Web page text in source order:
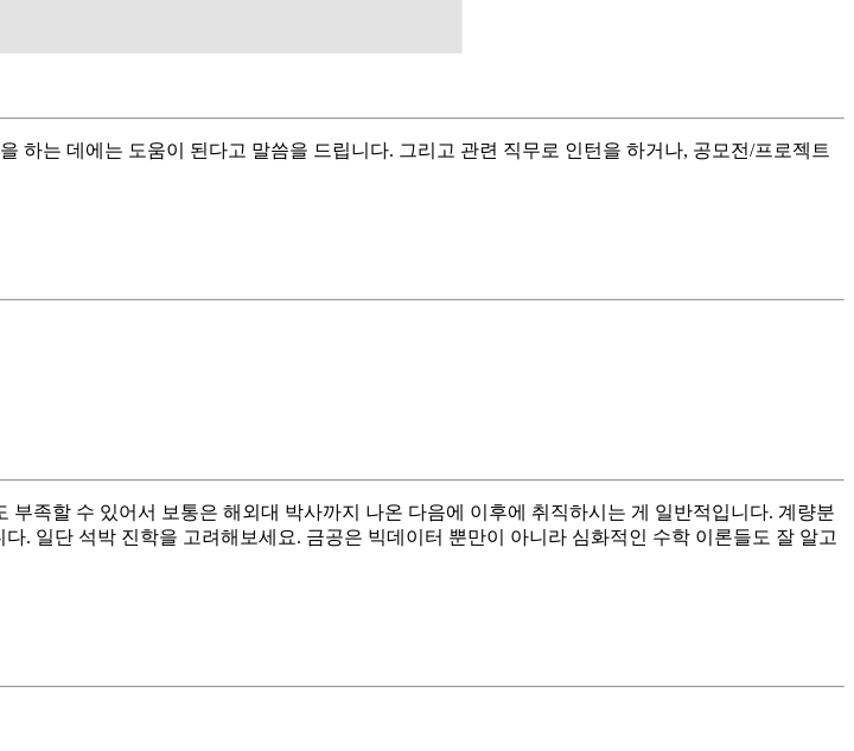
하는 데에는 도움이 된다고 말씀을 드립니다. 그리고 관련 직무로 인턴을 하거나, 공모전/프로젝트
족할 수 있어서 보통은 해외대 박사까지 나온 다음에 이후에 취직하시는 게 일반적입니다. 계량분
. 일단 석박 진학을 고려해보세요. 금공은 빅데이터 뿐만이 아니라 심화적인 수학 이론들도 잘 알고